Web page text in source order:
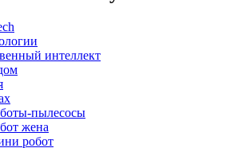
интеллект
пылесосы
жена
робот